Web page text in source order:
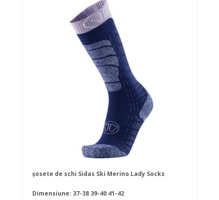
șosete de schi Sidas Ski Merino Lady Socks
Dimensiune: 37-38 39-40 41-42